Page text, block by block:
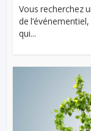
Vous recherchez
de
qui...